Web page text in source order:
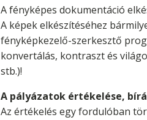
A fényképes dokumentáció
A képek elkészítéséhez
fényképkezelő-szerkesztő
konvertálás, kontraszt és
stb.)!
A pályázatok értékelése,
Az értékelés egy fordulóban